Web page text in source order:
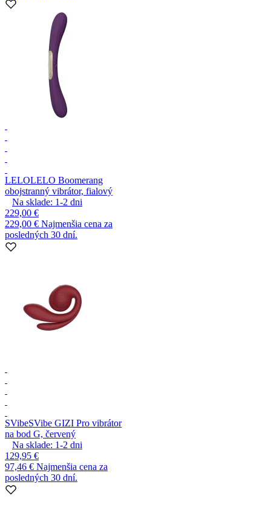
LELOLELO Boomerang
obojstranný vibrátor, fialový
Na sklade: 1-2 dni
229,00 €
229,00 € Najmenšia cena za
posledných 30 dní.
SVibeSVibe GIZI Pro vibrátor
na bod G, červený
Na sklade: 1-2 dni
129,95 €
97,46 € Najmenšia cena za
posledných 30 dní.